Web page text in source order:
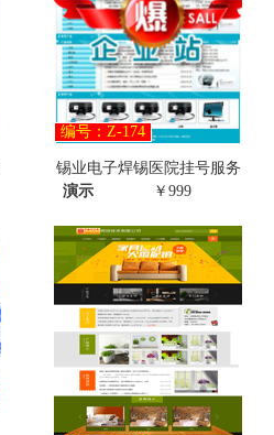
编号：Z-174
锡业电子焊锡医院挂号服务
演示
￥999